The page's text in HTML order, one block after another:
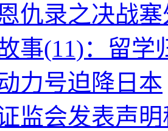
仇录之决战
事(11)：留学
力号迫降日本
监会发表声